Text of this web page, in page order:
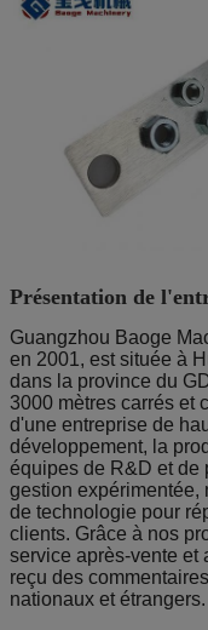
Présentation de
Guangzhou Baoge
en 2001, est située à
dans la province du
3000 mètres carrés et
d'une entreprise de
développement, la
équipes de R&D et de
gestion expérimentée,
de technologie pour
clients. Grâce à nos
service après-vente et
reçu des
nationaux et étrangers.